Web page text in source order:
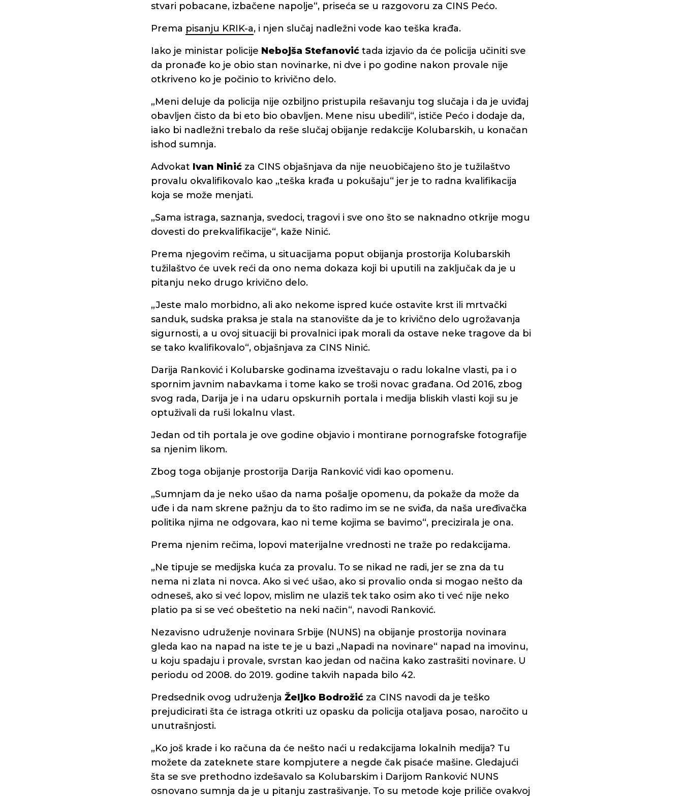
stvari pobacane, izbačene napolje“, priseća se u razgovoru za CINS Pećo.
Prema pisanju KRIK-a, i njen slučaj nadležni vode kao teška krađa.
Iako je ministar policije Nebojša Stefanović tada izjavio da će policija učiniti sve
da pronađe ko je obio stan novinarke, ni dve i po godine nakon provale nije
otkriveno ko je počinio to krivično delo.
„Meni deluje da policija nije ozbiljno pristupila rešavanju tog slučaja i da je uviđaj
obavljen čisto da bi eto bio obavljen. Mene nisu ubedili“, ističe Pećo i dodaje da,
iako bi nadležni trebalo da reše slučaj obijanje redakcije Kolubarskih, u konačan
ishod sumnja.
Advokat Ivan Ninić za CINS objašnjava da nije neuobičajeno što je tužilaštvo
provalu okvalifikovalo kao „teška krađa u pokušaju“ jer je to radna kvalifikacija
koja se može menjati.
„Sama istraga, saznanja, svedoci, tragovi i sve ono što se naknadno otkrije mogu
dovesti do prekvalifikacije“, kaže Ninić.
Prema njegovim rečima, u situacijama poput obijanja prostorija Kolubarskih
tužilaštvo će uvek reći da ono nema dokaza koji bi uputili na zaključak da je u
pitanju neko drugo krivično delo.
„Jeste malo morbidno, ali ako nekome ispred kuće ostavite krst ili mrtvački
sanduk, sudska praksa je stala na stanovište da je to krivično delo ugrožavanja
sigurnosti, a u ovoj situaciji bi provalnici ipak morali da ostave neke tragove da bi
se tako kvalifikovalo“, objašnjava za CINS Ninić.
Darija Ranković i Kolubarske godinama izveštavaju o radu lokalne vlasti, pa i o
spornim javnim nabavkama i tome kako se troši novac građana. Od 2016, zbog
svog rada, Darija je i na udaru opskurnih portala i medija bliskih vlasti koji su je
optuživali da ruši lokalnu vlast.
Jedan od tih portala je ove godine objavio i montirane pornografske fotografije
sa njenim likom.
Zbog toga obijanje prostorija Darija Ranković vidi kao opomenu.
„Sumnjam da je neko ušao da nama pošalje opomenu, da pokaže da može da
uđe i da nam skrene pažnju da to što radimo im se ne sviđa, da naša uređivačka
politika njima ne odgovara, kao ni teme kojima se bavimo“, precizirala je ona.
Prema njenim rečima, lopovi materijalne vrednosti ne traže po redakcijama.
„Ne tipuje se medijska kuća za provalu. To se nikad ne radi, jer se zna da tu
nema ni zlata ni novca. Ako si već ušao, ako si provalio onda si mogao nešto da
odneseš, ako si već lopov, mislim ne ulaziš tek tako osim ako ti već nije neko
platio pa si se već obeštetio na neki način“, navodi Ranković.
Nezavisno udruženje novinara Srbije (NUNS) na obijanje prostorija novinara
gleda kao na napad na iste te je u bazi „Napadi na novinare“ napad na imovinu,
u koju spadaju i provale, svrstan kao jedan od načina kako zastrašiti novinare. U
periodu od 2008. do 2019. godine takvih napada bilo 42.
Predsednik ovog udruženja Željko Bodrožić za CINS navodi da je teško
prejudicirati šta će istraga otkriti uz opasku da policija otaljava posao, naročito u
unutrašnjosti.
„Ko još krade i ko računa da će nešto naći u redakcijama lokalnih medija? Tu
možete da zateknete stare kompjutere a negde čak pisaće mašine. Gledajući
šta se sve prethodno izdešavalo sa Kolubarskim i Darijom Ranković NUNS
osnovano sumnja da je u pitanju zastrašivanje. To su metode koje priliče ovakvoj